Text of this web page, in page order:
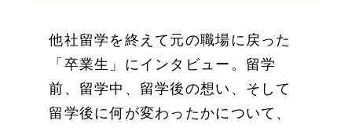
他社留学を終えて元の職場に戻った
「卒業生」にインタビュー。留学
前、留学中、留学後の想い、そして
留学後に何が変わったかについて、